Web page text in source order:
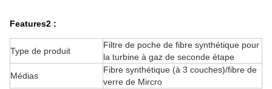
Features2 :
Type de produit
Filtre de poche de fibre synthétique pour
la turbine à gaz de seconde étape
Médias
Fibre synthétique (à 3 couches)/fibre de
verre de Mircro